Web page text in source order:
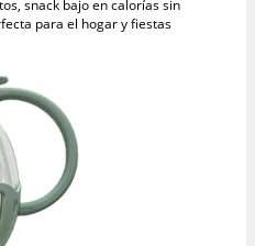
snack bajo en calorías sin
para el hogar y fiestas